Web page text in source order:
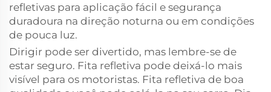
refletivas para aplicação fácil e segurança
duradoura na direção noturna ou em condições
de pouca luz.
Dirigir pode ser divertido, mas lembre-se de
estar seguro. Fita refletiva pode deixá-lo mais
visível para os motoristas. Fita refletiva de boa